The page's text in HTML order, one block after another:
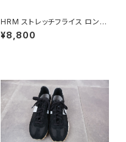
HRM ストレッチフライス ロング
スリーブTシャツ
¥8,800